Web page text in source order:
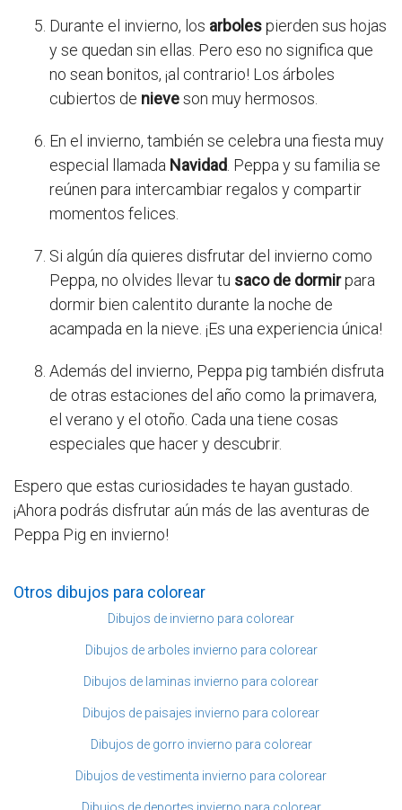
Durante el invierno, los arbolespierden sus hojas
y se quedan sin ellas. Pero eso no significa que
no sean bonitos, ¡al contrario! Los árboles
cubiertos de nieveson muy hermosos.
En el invierno, también se celebra una fiesta muy
especial llamada Navidad . Peppa y su familia se
reúnen para intercambiar regalos y compartir
momentos felices.
Si algún día quieres disfrutar del invierno como
Peppa, no olvides llevar tu saco de dormirpara
dormir bien calentito durante la noche de
acampada en la nieve. ¡Es una experiencia única!
Además del invierno, Peppa pig también disfruta
de otras estaciones del año como la primavera,
el verano y el otoño. Cada una tiene cosas
especiales que hacer y descubrir.
Espero que estas curiosidades te hayan gustado.
¡Ahora podrás disfrutar aún más de las aventuras de
Peppa Pig en invierno!
Otros dibujos para colorear
Dibujos de invierno para colorear
Dibujos de arboles invierno para colorear
Dibujos de laminas invierno para colorear
Dibujos de paisajes invierno para colorear
Dibujos de gorro invierno para colorear
Dibujos de vestimenta invierno para colorear